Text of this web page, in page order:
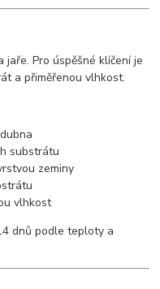
jaře. Pro úspěšné klíčení je
a přiměřenou vlhkost.
substrátu
zeminy
vlhkost
dnů podle teploty a